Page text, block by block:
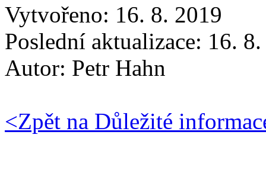
Vytvořeno: 16. 8. 2019
Poslední aktualizace: 16.
Autor: Petr Hahn
<Zpět na Důležité